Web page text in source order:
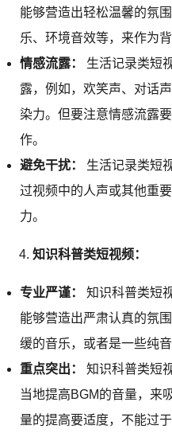
能够营造出轻松温馨的氛
乐、环境音效等，来作为背
情感流露：
生活记录类短
露，例如，欢笑声、对话
染力。但要注意情感流露
作。
避免干扰：
生活记录类短
过视频中的人声或其他重
力。
知识科普类短视频：
专业严谨：
知识科普类短
能够营造出严肃认真的氛
缓的音乐，或者是一些纯
重点突出：
知识科普类短
当地提高BGM的音量，来
量的提高要适度，不能过于